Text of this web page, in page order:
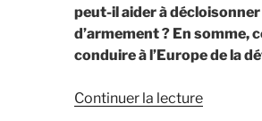
peut-il aider à
d’armement ? En somme,
conduire à l’Europe de la
Continuer la lecture